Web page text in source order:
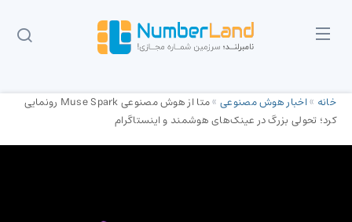
خانه »اخبار هوش مصنوعی»
متا از هوش مصنوعی Muse Spark رونمایی
کرد؛ تحولی بزرگ در عینک‌های هوشمند و اینستاگرام